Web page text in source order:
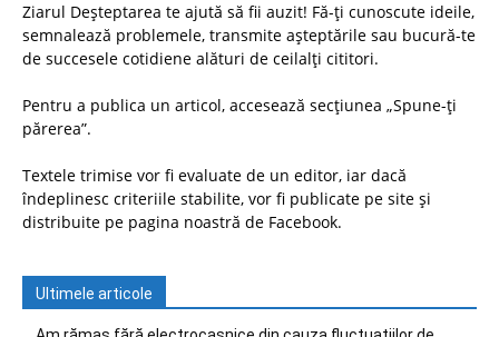
Ziarul Deșteptarea te ajută să fii auzit! Fă-ți cunoscute ideile,
semnalează problemele, transmite așteptările sau bucură-te
de succesele cotidiene alături de ceilalți cititori.
Pentru a publica un articol, accesează secțiunea „Spune-ți
părerea”.
Textele trimise vor fi evaluate de un editor, iar dacă
îndeplinesc criteriile stabilite, vor fi publicate pe site și
distribuite pe pagina noastră de Facebook.
Ultimele articole